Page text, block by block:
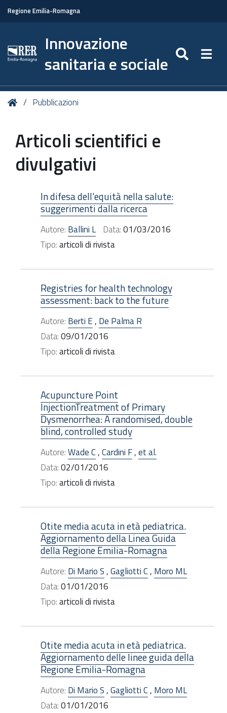
Regione Emilia-Romagna
Innovazione
sanitaria e sociale
Tu HomePubblicazioni
Articoli scientifici e
divulgativi
In difesa dell'equità nella salute:
suggerimenti dalla ricerca
Autore: Ballini L Data:01/03/2016
Tipo:articoli di rivista
Registries for health technology
assessment: back to the future
Autore: Berti E, De Palma R
Data:09/01/2016
Tipo:articoli di rivista
Acupuncture Point
InjectionTreatment of Primary
Dysmenorrhea: A randomised, double
blind, controlled study
Autore:Wade C,Cardini F,et al.
Data:02/01/2016
Tipo:articoli di rivista
Otite media acuta in età pediatrica.
Aggiornamento della Linea Guida
della Regione Emilia-Romagna
Autore: Di Mario S,Gagliotti C, Moro ML
Data:01/01/2016
Tipo:articoli di rivista
Otite media acuta in età pediatrica.
Aggiornamento delle linee guida della
Regione Emilia-Romagna
Autore: Di Mario S,Gagliotti C, Moro ML
Data:01/01/2016